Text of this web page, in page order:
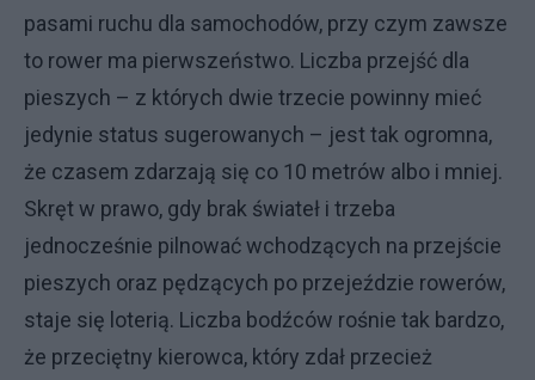
pasami ruchu dla samochodów, przy czym zawsze
to rower ma pierwszeństwo. Liczba przejść dla
pieszych – z których dwie trzecie powinny mieć
jedynie status sugerowanych – jest tak ogromna,
że czasem zdarzają się co 10 metrów albo i mniej.
Skręt w prawo, gdy brak świateł i trzeba
jednocześnie pilnować wchodzących na przejście
pieszych oraz pędzących po przejeździe rowerów,
staje się loterią. Liczba bodźców rośnie tak bardzo,
że przeciętny kierowca, który zdał przecież